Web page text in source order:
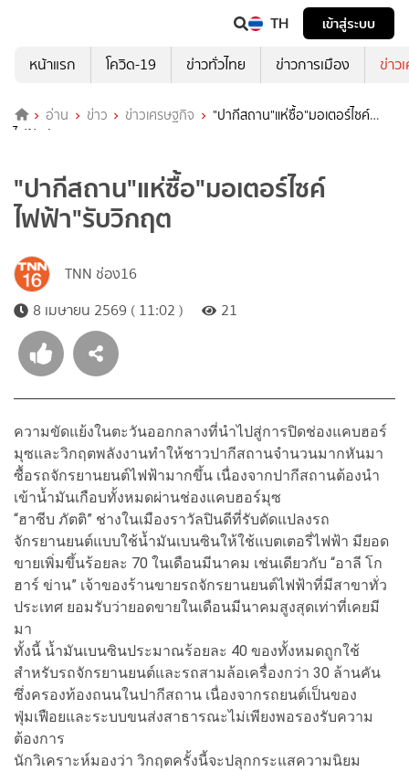
TH
เข้าสู่ระบบ
หน้าแรก
โควิด-19 ข่าวทั่วไทย ข่าวการเมือง ข่าว
อ่าน ข่าว ข่าวเศรษฐกิจ
"ปากีสถาน"แห่ซื้อ"มอเตอร์ไซค์
ไฟฟ้า"รับวิกฤต
"ปากีสถาน"แห่ซื้อ"มอเตอร์ไซค์
ไฟฟ้า"รับวิกฤต
TNN ช่อง16
8 เมษายน 2569 ( 11:02 )
21
ความขัดแย้งในตะวันออกกลางที่นำไปสู่การปิดช่องแคบฮอร์
มุซและวิกฤตพลังงานทำให้ชาวปากีสถานจำนวนมากหันมา
ซื้อรถจักรยานยนต์ไฟฟ้ามากขึ้น เนื่องจากปากีสถานต้องนำ
เข้าน้ำมันเกือบทั้งหมดผ่านช่องแคบฮอร์มุซ
“ฮาซีบ ภัตติ” ช่างในเมืองราวัลปินดีที่รับดัดแปลงรถ
จักรยานยนต์แบบใช้น้ำมันเบนซินให้ใช้แบตเตอรี่ไฟฟ้า มียอด
ขายเพิ่มขึ้นร้อยละ 70 ในเดือนมีนาคม เช่นเดียวกับ “อาลี โก
ฮาร์ ข่าน” เจ้าของร้านขายรถจักรยานยนต์ไฟฟ้าที่มีสาขาทั่ว
ประเทศ ยอมรับว่ายอดขายในเดือนมีนาคมสูงสุดเท่าที่เคยมี
มา
ทั้งนี้ น้ำมันเบนซินประมาณร้อยละ 40 ของทั้งหมดถูกใช้
สำหรับรถจักรยานยนต์และรถสามล้อเครื่องกว่า 30 ล้านคัน
ซึ่งครองท้องถนนในปากีสถาน เนื่องจากรถยนต์เป็นของ
ฟุ่มเฟือยและระบบขนส่งสาธารณะไม่เพียงพอรองรับความ
ต้องการ
นักวิเคราะห์มองว่า วิกฤตครั้งนี้จะปลุกกระแสความนิยม